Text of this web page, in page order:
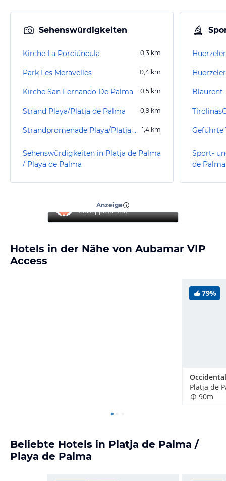
Sehenswürdigkeiten
Kirche La Porciúncula 0,3 km
Park Les Meravelles 0,4 km
Kirche San Fernando De Palma 0,5 km
Strand Playa/Platja de Palma 0,9 km
Strandpromenade Playa/Platja de Palma 1,4 km
Sehenswürdigkeiten in Platja de Palma
/ Playa de Palma
Blaurent
Sport-
de
Anzeige
Giuseppe (51-55)
Hotels in der Nähe von Aubamar VIP
Access
79%
90m
Beliebte Hotels in Platja de Palma /
Playa de Palma